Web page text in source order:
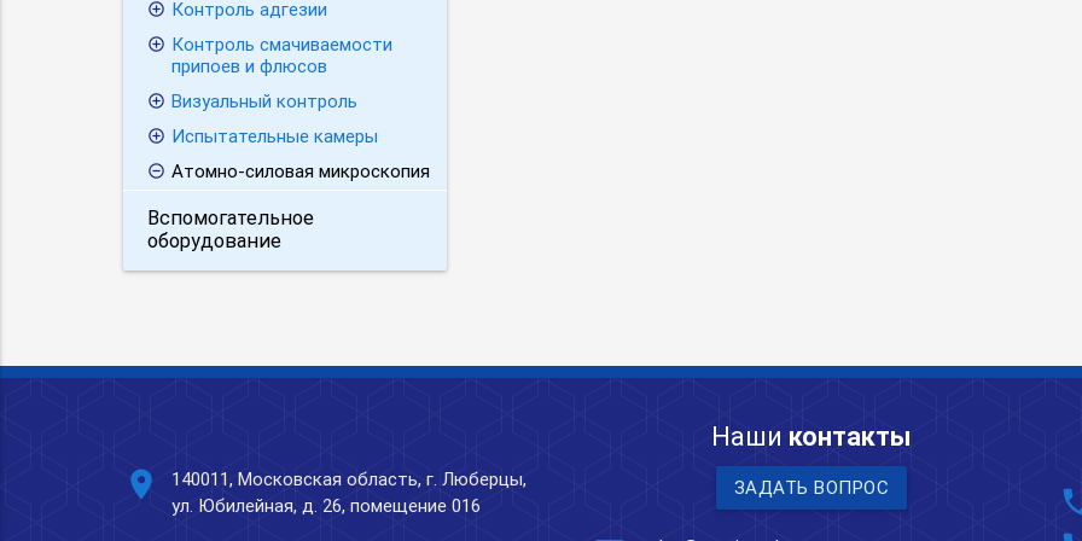
Контроль адгезии
Контроль смачиваемости
припоев и флюсов
Визуальный контроль
Испытательные камеры
Атомно-силовая микроскопия
Вспомогательное
оборудование
Наши контакты
place
140011, Московская область, г. Люберцы,
ул. Юбилейная, д. 26, помещение 016
ЗАДАТЬ ВОПРОС